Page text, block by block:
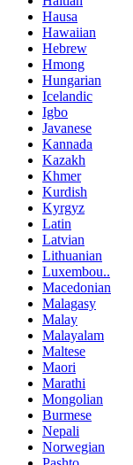
Hausa
Hawaiian
Hebrew
Hmong
Hungarian
Icelandic
Igbo
Javanese
Kannada
Kazakh
Khmer
Kurdish
Kyrgyz
Latin
Latvian
Lithuanian
Luxembou..
Macedonian
Malagasy
Malay
Malayalam
Maltese
Maori
Marathi
Mongolian
Burmese
Nepali
Norwegian